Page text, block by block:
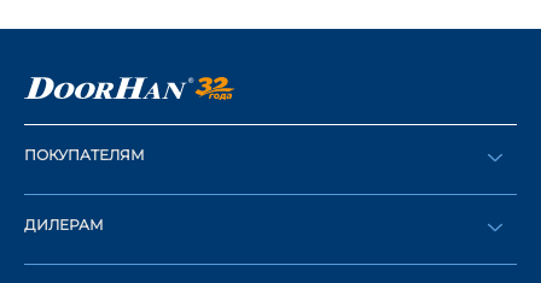
ПОКУПАТЕЛЯМ
Оформить заказ
Каталог
ДИЛЕРАМ
Стать дилером